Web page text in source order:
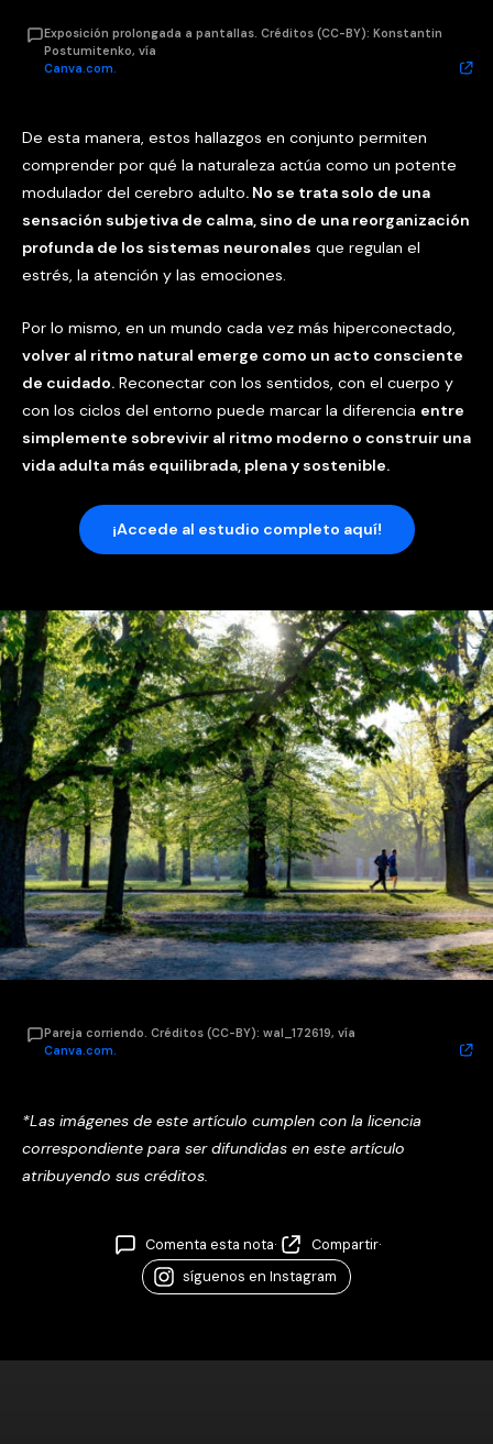
Exposición prolongada a pantallas. Créditos (CC-BY): Konstantin
Postumitenko, vía
Canva.com.
De esta manera, estos hallazgos en conjunto permiten
comprender por qué la naturaleza actúa como un potente
modulador del cerebro adulto. No se trata solo de una
sensación subjetiva de calma, sino de una reorganización
profunda de los sistemas neuronales que regulan el
estrés, la atención y las emociones.
Por lo mismo, en un mundo cada vez más hiperconectado,
volver al ritmo natural emerge como un acto consciente
de cuidado. Reconectar con los sentidos, con el cuerpo y
con los ciclos del entorno puede marcar la diferencia entre
simplemente sobrevivir al ritmo moderno o construir una
vida adulta más equilibrada, plena y sostenible.
¡Accede al estudio completo aquí!
Pareja corriendo. Créditos (CC-BY): wal_172619, vía
Canva.com.
*Las imágenes de este artículo cumplen con la licencia
correspondiente para ser difundidas en este artículo
atribuyendo sus créditos.
Comenta esta nota· Compartir·
síguenos en Instagram